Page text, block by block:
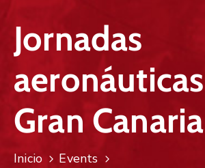
COMUNICADOS
CONOCERNOS
CONTACTO
Jornadas
Gran Canaria
Inicio
Events